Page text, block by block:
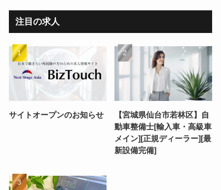
注目の求人
サイトオープンのお知らせ
【宮城県仙台市若林区】自
動車整備士[輸入車・高級車
メイン][正規ディーラー][最
新設備完備]